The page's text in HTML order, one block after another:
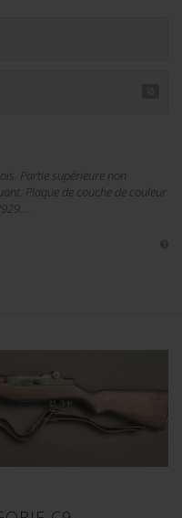
Partie supérieure non
Plaque de couche de couleur